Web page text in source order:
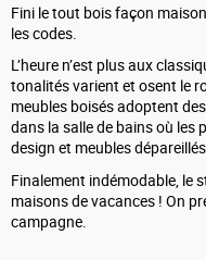
Fini le tout bois façon
les codes.
L’heure n’est plus aux
tonalités varient et osent le
meubles boisés adoptent
dans la salle de bains où les
design et meubles
Finalement indémodable, le
maisons de vacances ! On
campagne.